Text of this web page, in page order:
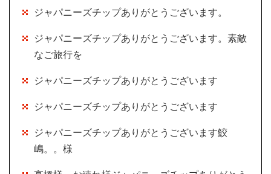
ジャパニーズチップありがとうございます。
ジャパニーズチップありがとうございます。素敵
なご旅行を
ジャパニーズチップありがとうございます
ジャパニーズチップありがとうございます
ジャパニーズチップありがとうございます鮫
嶋。。様